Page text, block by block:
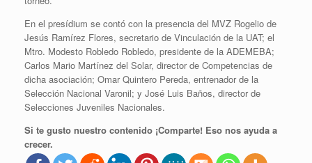
En el presídium se contó con la presencia del MVZ Rogelio de
Jesús Ramírez Flores, secretario de Vinculación de la UAT; el
Mtro. Modesto Robledo Robledo, presidente de la ADEMEBA;
Carlos Mario Martínez del Solar, director de Competencias de
dicha asociación; Omar Quintero Pereda, entrenador de la
Selección Nacional Varonil; y José Luis Baños, director de
Selecciones Juveniles Nacionales.
Si te gusto nuestro contenido ¡Comparte! Eso nos ayuda a
crecer.